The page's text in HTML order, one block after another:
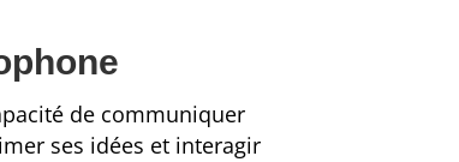
de communiquer
ses idées et interagir